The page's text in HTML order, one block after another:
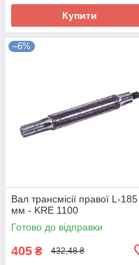
Купити
–6%
Вал трансмісії правої L-185
мм - KRE 1100
Готово до відправки
405 ₴ 432,48 ₴